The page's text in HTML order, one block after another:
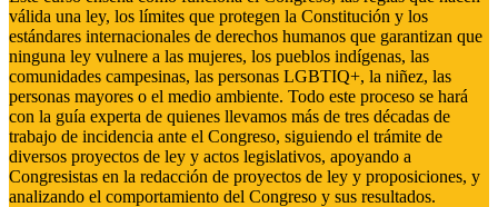
válida una ley, los límites que protegen la Constitución y los
estándares internacionales de derechos humanos que garantizan que
ninguna ley vulnere a las mujeres, los pueblos indígenas, las
comunidades campesinas, las personas LGBTIQ+, la niñez, las
personas mayores o el medio ambiente. Todo este proceso se hará
con la guía experta de quienes llevamos más de tres décadas de
trabajo de incidencia ante el Congreso, siguiendo el trámite de
diversos proyectos de ley y actos legislativos, apoyando a
Congresistas en la redacción de proyectos de ley y proposiciones, y
analizando el comportamiento del Congreso y sus resultados.